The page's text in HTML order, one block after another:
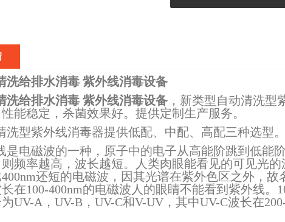
洗给排水消毒 紫外线消毒设备
洗给排水消毒 紫外线消毒设备 ，新类型自动清洗
能稳定，杀菌效果好。提供定制生产服务。
洗型紫外线消毒器提供低配、中配、高配三种选型。
是电磁波的一种，原子中的电子从高能阶跳到低能
频率越高，波长越短。人类肉眼能看见的可见光的
还短的电磁波，因其光谱在紫外色区之外，
在100-400nm的电磁波人的眼睛不能看到紫外线。
UV-A，UV-B，UV-C和V-UV，其中UV-C波长在